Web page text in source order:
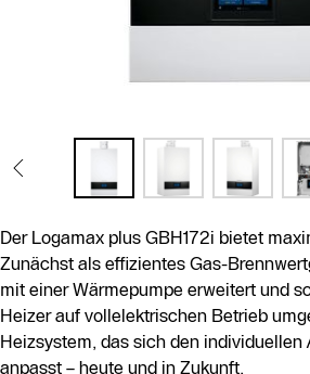
Der Logamax plus GBH172i bietet
Zunächst als effizientes Gas-
mit einer Wärmepumpe erweitert und
Heizer auf vollelektrischen Betrieb
Heizsystem, das sich den individuellen
anpasst – heute und in Zukunft.